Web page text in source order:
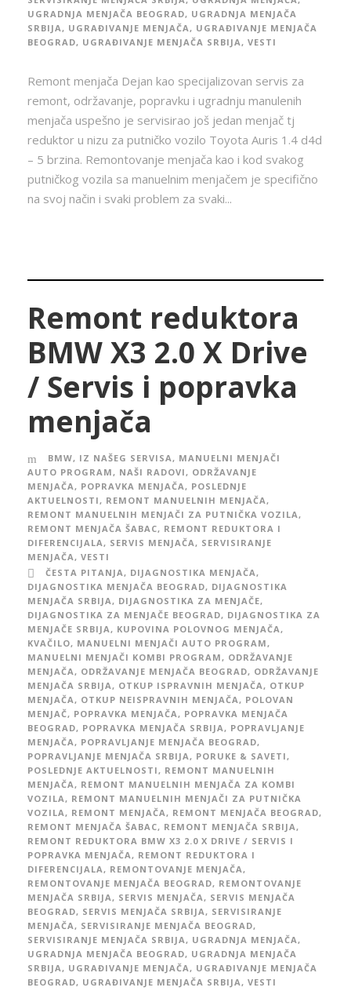
UGRADNJA MENJAČA BEOGRAD, UGRADNJA MENJAČA
SRBIJA , UGRAĐIVANJE MENJAČA , UGRAĐIVANJE MENJAČA
BEOGRAD, UGRAĐIVANJE MENJAČA SRBIJA , VESTI
Remont menjača Dejan kao specijalizovan servis za
remont, održavanje, popravku i ugradnju manulenih
menjača uspešno je servisirao još jedan menjač tj
reduktor u nizu za putničko vozilo Toyota Auris 1.4 d4d
– 5 brzina. Remontovanje menjača kao i kod svakog
putničkog vozila sa manuelnim menjačem je specifično
na svoj način i svaki problem za svaki...
Remont reduktora
BMW X3 2.0 X Drive
/ Servis i popravka
menjača
BMW, IZ NAŠEG SERVISA , MANUELNI MENJAČI
AUTO PROGRAM , NAŠI RADOVI , ODRŽAVANJE
MENJAČA , POPRAVKA MENJAČA , POSLEDNJE
AKTUELNOSTI , REMONT MANUELNIH MENJAČA ,
REMONT MANUELNIH MENJAČI ZA PUTNIČKA VOZILA ,
REMONT MENJAČA ŠABAC, REMONT REDUKTORA I
DIFERENCIJALA , SERVIS MENJAČA , SERVISIRANJE
MENJAČA , VESTI
ČESTA PITANJA , DIJAGNOSTIKA MENJAČA ,
DIJAGNOSTIKA MENJAČA BEOGRAD, DIJAGNOSTIKA
MENJAČA SRBIJA , DIJAGNOSTIKA ZA MENJAČE,
DIJAGNOSTIKA ZA MENJAČE BEOGRAD, DIJAGNOSTIKA ZA
MENJAČE SRBIJA , KUPOVINA POLOVNOG MENJAČA ,
KVAČILO, MANUELNI MENJAČI AUTO PROGRAM ,
MANUELNI MENJAČI KOMBI PROGRAM , ODRŽAVANJE
MENJAČA , ODRŽAVANJE MENJAČA BEOGRAD, ODRŽAVANJE
MENJAČA SRBIJA , OTKUP ISPRAVNIH MENJAČA , OTKUP
MENJAČA , OTKUP NEISPRAVNIH MENJAČA , POLOVAN
MENJAČ, POPRAVKA MENJAČA , POPRAVKA MENJAČA
BEOGRAD, POPRAVKA MENJAČA SRBIJA , POPRAVLJANJE
MENJAČA , POPRAVLJANJE MENJAČA BEOGRAD,
POPRAVLJANJE MENJAČA SRBIJA , PORUKE & SAVETI ,
POSLEDNJE AKTUELNOSTI , REMONT MANUELNIH
MENJAČA , REMONT MANUELNIH MENJAČA ZA KOMBI
VOZILA , REMONT MANUELNIH MENJAČI ZA PUTNIČKA
VOZILA , REMONT MENJAČA , REMONT MENJAČA BEOGRAD,
REMONT MENJAČA ŠABAC, REMONT MENJAČA SRBIJA ,
REMONT REDUKTORA BMW X3 2.0 X DRIVE / SERVIS I
POPRAVKA MENJAČA , REMONT REDUKTORA I
DIFERENCIJALA , REMONTOVANJE MENJAČA ,
REMONTOVANJE MENJAČA BEOGRAD, REMONTOVANJE
MENJAČA SRBIJA , SERVIS MENJAČA , SERVIS MENJAČA
BEOGRAD, SERVIS MENJAČA SRBIJA , SERVISIRANJE
MENJAČA , SERVISIRANJE MENJAČA BEOGRAD,
SERVISIRANJE MENJAČA SRBIJA , UGRADNJA MENJAČA ,
UGRADNJA MENJAČA BEOGRAD, UGRADNJA MENJAČA
SRBIJA , UGRAĐIVANJE MENJAČA , UGRAĐIVANJE MENJAČA
BEOGRAD, UGRAĐIVANJE MENJAČA SRBIJA , VESTI